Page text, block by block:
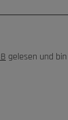
gelesen und